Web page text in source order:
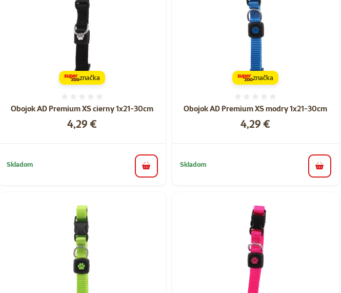
Obojok AD Premium XS cierny 1x21-30cm
Cena
4,29 €
značka
Skladom
do košíka
Obojok AD Premium XS modry 1x21-30cm
Cena
4,29 €
značka
Skladom
do